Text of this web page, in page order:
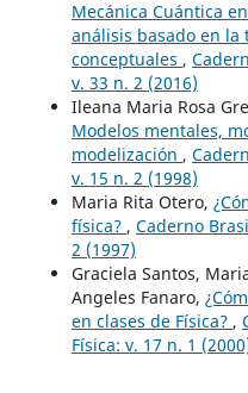
Mecánica Cuántica
análisis basado en la
conceptuales ,
v. 33 n. 2 (2016)
Ileana Maria Rosa
Modelos mentales,
modelización ,
v. 15 n. 2 (1998)
Maria Rita Otero,
física? , Caderno
2 (1997)
Graciela Santos,
Angeles Fanaro,
en clases de Física? ,
Física: v. 17 n. 1